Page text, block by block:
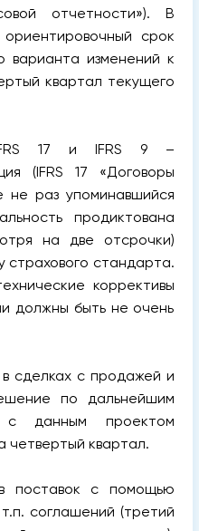
отчетности»). В
срок
варианта изменений к
квартал текущего
17 и IFRS 9 –
(IFRS 17 «Договоры
не раз упоминавшийся
продиктована
на две отсрочки)
страхового стандарта.
коррективы
должны быть не очень
сделках с продажей и
по дальнейшим
с данным проектом
четвертый квартал.
поставок с помощью
соглашений (третий